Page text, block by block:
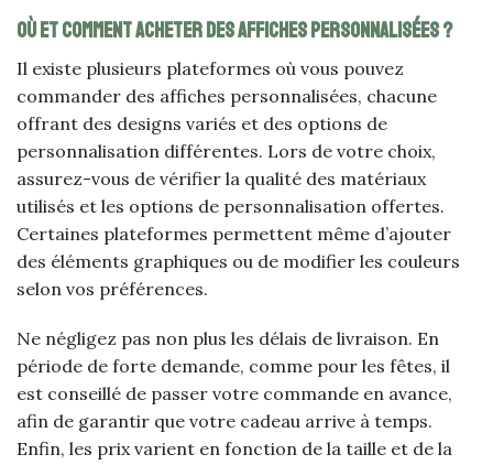
Où et comment acheter des affiches personnalisées ?
Il existe plusieurs plateformes où vous pouvez
commander des affiches personnalisées, chacune
offrant des designs variés et des options de
personnalisation différentes. Lors de votre choix,
assurez-vous de vérifier la qualité des matériaux
utilisés et les options de personnalisation offertes.
Certaines plateformes permettent même d’ajouter
des éléments graphiques ou de modifier les couleurs
selon vos préférences.
Ne négligez pas non plus les délais de livraison. En
période de forte demande, comme pour les fêtes, il
est conseillé de passer votre commande en avance,
afin de garantir que votre cadeau arrive à temps.
Enfin, les prix varient en fonction de la taille et de la